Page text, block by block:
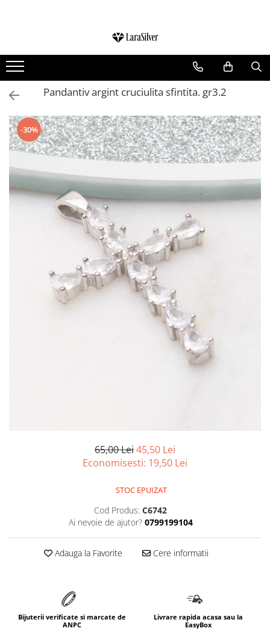
CERCEI ARGINT
BRATARI ARGINT
COLIERE ARGINT
LANTISOARE ARGINT
CRUCIULITE SI ICONITE ARGINT
PANDANTIVE ARGINT
BROSE ARGINT
VERIGHETE ARGINT
BIJUTERII ARGINT PENTRU COPII
BIJUTERII ARGINT PENTRU BARBATI
marime reglabila
marimea 47
marimea 48
marimea 63
marimea 64
marimea 68
SETURI ARGINT
Pandantiv argint cruciulita sfintita. gr3.2
-30%
65,00 Lei45,50 Lei
Economisesti: 19,50 Lei
STOC EPUIZAT
Cod Produs: C6742
Ai nevoie de ajutor? 0799199104
Adauga la Favorite Cere informatii
Bijuterii verificate si marcate de
ANPC
Livrare rapida acasa sau la
EasyBox